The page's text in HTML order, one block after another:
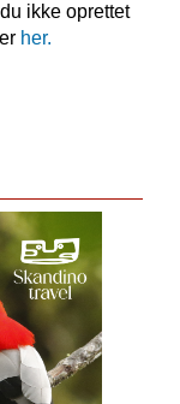
ikke oprettet
her.